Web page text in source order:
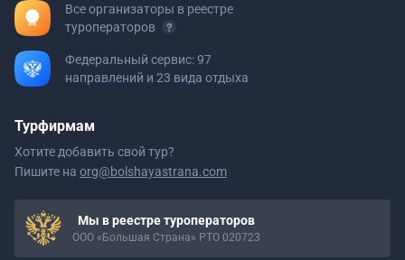
Все организаторы в реестре
туроператоров
Федеральный сервис: 97
направлений и 23 вида отдыха
Турфирмам
Хотите добавить свой тур?
Пишите на org@bolshayastrana.com
Мы в реестре туроператоров
ООО «Большая Страна» РТО 020723